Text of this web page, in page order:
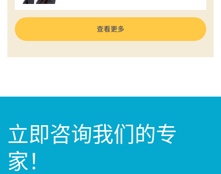
查看更多
立即咨询我们的专
家！